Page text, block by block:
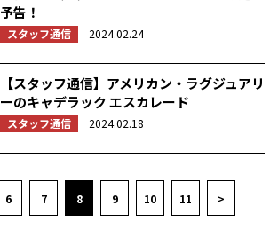
予告！
スタッフ通信 2024.02.24
【スタッフ通信】アメリカン・ラグジュアリ
ーのキャデラック エスカレード
スタッフ通信 2024.02.18
6 7 8 9 10 11 >